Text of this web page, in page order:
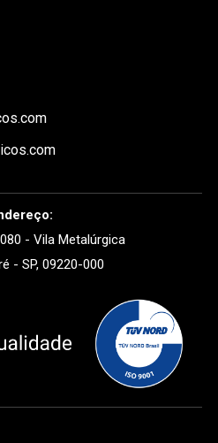
- Vila Metalúrgica
- SP, 09220-000